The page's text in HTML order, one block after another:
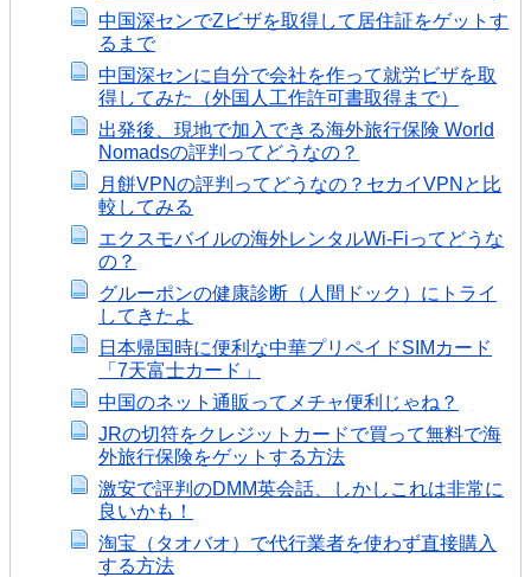
中国深センでZビザを取得して居住証をゲットす
るまで
中国深センに自分で会社を作って就労ビザを取
得してみた（外国人工作許可書取得まで）
出発後、現地で加入できる海外旅行保険 World
Nomadsの評判ってどうなの？
月餅VPNの評判ってどうなの？セカイVPNと比
較してみる
エクスモバイルの海外レンタルWi-Fiってどうな
の？
グルーポンの健康診断（人間ドック）にトライ
してきたよ
日本帰国時に便利な中華プリペイドSIMカード
「7天富士カード」
中国のネット通販ってメチャ便利じゃね？
JRの切符をクレジットカードで買って無料で海
外旅行保険をゲットする方法
激安で評判のDMM英会話、しかしこれは非常に
良いかも！
淘宝（タオバオ）で代行業者を使わず直接購入
する方法